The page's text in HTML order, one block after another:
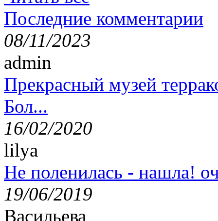
Последние комментарии
08/11/2023
admin
Прекрасный музей
Бол...
16/02/2020
lilya
Не поленилась - нашла!
19/06/2019
Васильева